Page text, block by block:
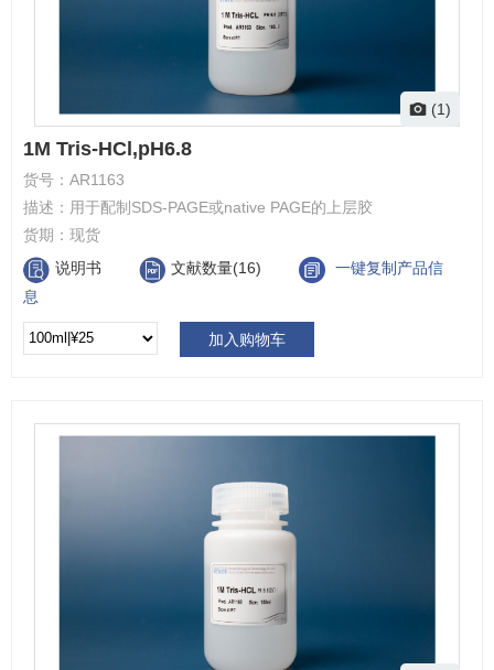
(1)
1M Tris-HCl,pH6.8
货号： AR1163
描述： 用于配制SDS-PAGE或native PAGE的上层胶
货期： 现货
说明书
文献数量(16)
一键复制产品信
息
加入购物车